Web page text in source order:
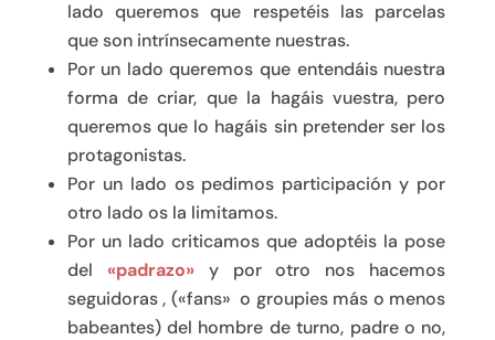
lado queremos que respetéis las parcelas
que son intrínsecamente nuestras.
Por un lado queremos que entendáis nuestra
forma de criar, que la hagáis vuestra, pero
queremos que lo hagáis sin pretender ser los
protagonistas.
Por un lado os pedimos participación y por
otro lado os la limitamos.
Por un lado criticamos que adoptéis la pose
del «padrazo»
y por otro nos hacemos
seguidoras , («fans» o groupies más o menos
babeantes) del hombre de turno, padre o no,